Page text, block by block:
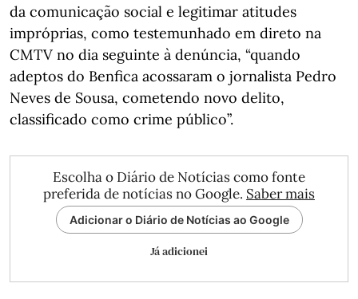
da comunicação social e legitimar atitudes
impróprias, como testemunhado em direto na
CMTV no dia seguinte à denúncia, “quando
adeptos do Benfica acossaram o jornalista Pedro
Neves de Sousa, cometendo novo delito,
classificado como crime público”.
Escolha o Diário de Notícias como fonte
preferida de notícias no Google. Saber mais
Adicionar o Diário de Notícias ao Google
Já adicionei